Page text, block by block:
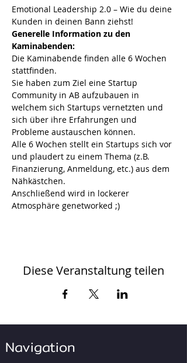
Emotional Leadership 2.0 – Wie du deine
Kunden in deinen Bann ziehst!
Generelle Information zu den
Kaminabenden:
Die Kaminabende finden alle 6 Wochen
stattfinden.
Sie haben zum Ziel eine Startup
Community in AB aufzubauen in
welchem sich Startups vernetzten und
sich über ihre Erfahrungen und
Probleme austauschen können.
Alle 6 Wochen stellt ein Startups sich vor
und plaudert zu einem Thema (z.B.
Finanzierung, Anmeldung, etc.) aus dem
Nähkästchen.
Anschließend wird in lockerer
Atmosphäre genetworked ;)
Diese Veranstaltung teilen
Navigation